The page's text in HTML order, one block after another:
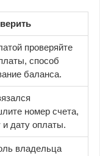
проверяйте
способ
баланса.
номер счета,
дату оплаты.
владельца